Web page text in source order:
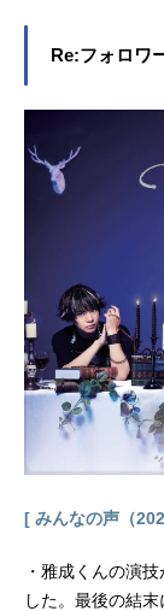
Re:フォロワ
[ みんなの声（
・雅成くんの演
した。最後の結